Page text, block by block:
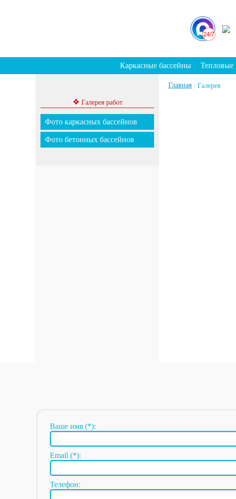
Каркасные бассейны Тепловые
❖ Галерея работ
Фото каркасных бассейнов
Фото бетонных бассейнов
Главная / Галерея
Ваше имя (*):
Email (*):
Телефон: